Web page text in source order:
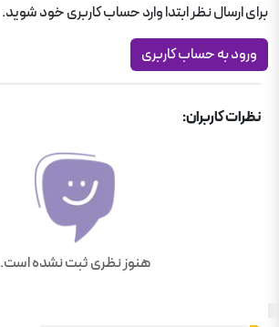
کتاب های استخدامی
آزمون های استخدامی چهارخونه
برای ارسال نظر ابتدا وارد حساب کاربری خود شوید.
ورود به حساب کاربری
نظرات کاربران:
هنوز نظری ثبت نشده است.